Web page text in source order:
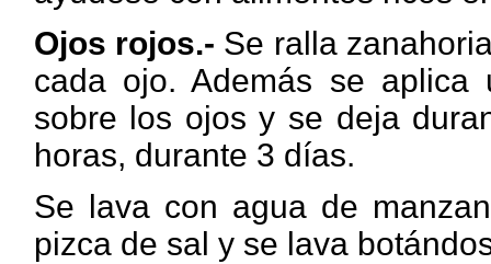
Ojos rojos.- Se ralla
cada ojo. Además se
sobre los ojos y se deja
horas, durante 3 días.
Se lava con agua de
pizca de sal y se lava